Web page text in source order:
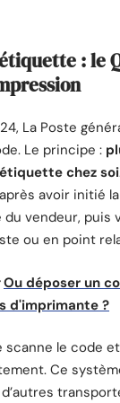
: le
La Poste
Le principe :
chez soi
avoir initié
vendeur, puis
ou en point
Ou déposer un
d'imprimante ?
scanne le code
Ce